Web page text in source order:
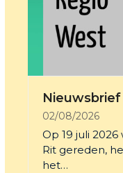
Nieuwsbrief
02/08/2026
Op 19 juli
Rit gereden,
het…